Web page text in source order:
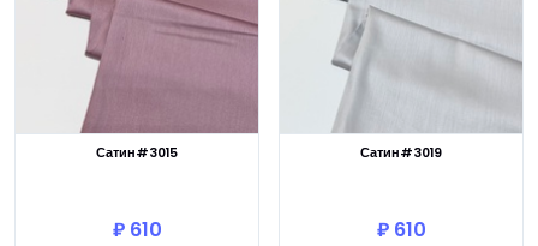
Сатин#3015
₽ 610
Сатин#3019
₽ 610